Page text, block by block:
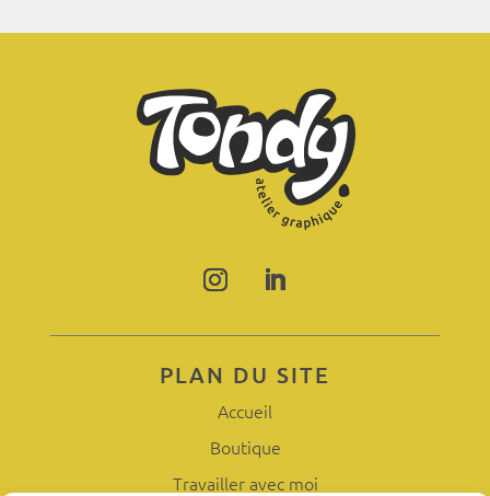
PLAN DU SITE
Accueil
Boutique
Travailler avec moi